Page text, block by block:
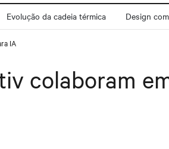
Evolução da cadeia térmica Design
IA
colaboram